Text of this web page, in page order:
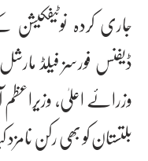
جاری کردہ
ڈیفنس فورسز فیلڈ
وزرائے اعلیٰ،
بلتستان کو بھی رکن